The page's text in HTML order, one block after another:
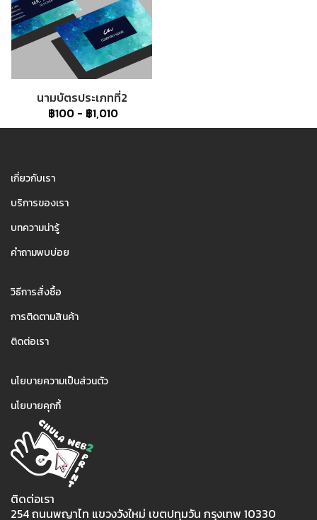
นามบัตรประเภทที่2
฿100 - ฿1,010
เกี่ยวกับเรา
บริการของเรา
บทความน่ารู้
คำถามพบบ่อย
วิธีการสั่งซื้อ
การติดตามสินค้า
ติดต่อเรา
นโยบายความเป็นส่วนตัว
นโยบายคุกกี้
ติดต่อเรา
254 ถนนพญาไท แขวงวังใหม่ เขตปทุมวัน กรุงเทพ 10330